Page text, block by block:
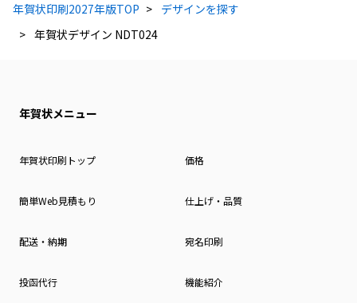
年賀状印刷2027年版TOP
デザインを探す
年賀状デザイン NDT024
年賀状メニュー
年賀状印刷トップ 価格
簡単Web見積もり 仕上げ・品質
配送・納期 宛名印刷
投函代行 機能紹介